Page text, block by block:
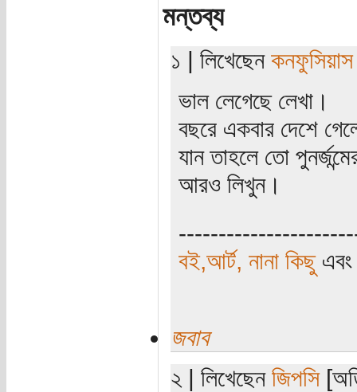
মন্তব্য
১ | লিখেছেন কনফুসিয়াস
ভাল লেগেছে লেখা।
বছরে একবার দেশে
যান তাহলে তো
আরও লিখুন।
বই,আর্ট, নানা কিছু
জবাব
২ | লিখেছেন জিপসি